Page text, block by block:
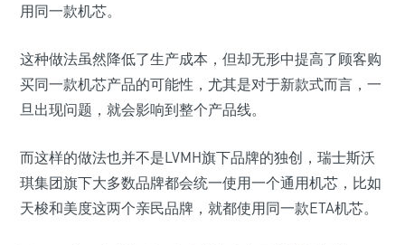
用同一款机芯。
这种做法虽然降低了生产成本，但却无形中提高了顾客购
买同一款机芯产品的可能性，尤其是对于新款式而言，一
旦出现问题，就会影响到整个产品线。
而这样的做法也并不是LVMH旗下品牌的独创，瑞士斯沃
琪集团旗下大多数品牌都会统一使用一个通用机芯，比如
天梭和美度这两个亲民品牌，就都使用同一款ETA机芯。